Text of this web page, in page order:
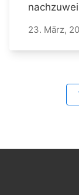
23. März,